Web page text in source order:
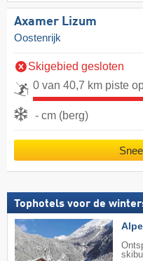
Axamer Lizum
Oostenrijk
Skigebied gesloten
0 van 40,7 km piste
- cm (berg)
Tophotels voor de